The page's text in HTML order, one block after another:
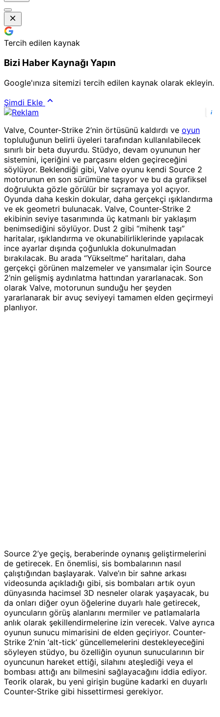
Tercih edilen kaynak
Bizi Haber Kaynağı Yapın
Google'ınıza sitemizi tercih edilen kaynak olarak ekleyin.
Şimdi Ekle
i
Valve, Counter-Strike 2’nin örtüsünü kaldırdı ve oyun
topluluğunun belirli üyeleri tarafından kullanılabilecek
sınırlı bir beta duyurdu. Stüdyo, devam oyununun her
sistemini, içeriğini ve parçasını elden geçireceğini
söylüyor. Beklendiği gibi, Valve oyunu kendi Source 2
motorunun en son sürümüne taşıyor ve bu da grafiksel
doğrulukta gözle görülür bir sıçramaya yol açıyor.
Oyunda daha keskin dokular, daha gerçekçi ışıklandırma
ve ek geometri bulunacak. Valve, Counter-Strike 2
ekibinin seviye tasarımında üç katmanlı bir yaklaşım
benimsediğini söylüyor. Dust 2 gibi “mihenk taşı”
haritalar, ışıklandırma ve okunabilirliklerinde yapılacak
ince ayarlar dışında çoğunlukla dokunulmadan
bırakılacak. Bu arada “Yükseltme” haritaları, daha
gerçekçi görünen malzemeler ve yansımalar için Source
2’nin gelişmiş aydınlatma hattından yararlanacak. Son
olarak Valve, motorunun sunduğu her şeyden
yararlanarak bir avuç seviyeyi tamamen elden geçirmeyi
planlıyor.
Source 2’ye geçiş, beraberinde oynanış geliştirmelerini
de getirecek. En önemlisi, sis bombalarının nasıl
çalıştığından başlayarak. Valve’ın bir sahne arkası
videosunda açıkladığı gibi, sis bombaları artık oyun
dünyasında hacimsel 3D nesneler olarak yaşayacak, bu
da onları diğer oyun öğelerine duyarlı hale getirecek,
oyuncuların görüş alanlarını mermiler ve patlamalarla
anlık olarak şekillendirmelerine izin verecek. Valve ayrıca
oyunun sunucu mimarisini de elden geçiriyor. Counter-
Strike 2’nin ‘alt-tick’ güncellemelerini destekleyeceğini
söyleyen stüdyo, bu özelliğin oyunun sunucularının bir
oyuncunun hareket ettiği, silahını ateşlediği veya el
bombası attığı anı bilmesini sağlayacağını iddia ediyor.
Teorik olarak, bu yeni girişin bugüne kadarki en duyarlı
Counter-Strike gibi hissettirmesi gerekiyor.